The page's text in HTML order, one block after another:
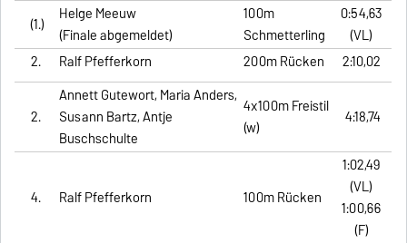
(1.)
Helge Meeuw
(Finale abgemeldet)
100m
Schmetterling
0:54,63
(VL)
2.
Ralf Pfefferkorn 200m Rücken 2:10,02
2.
Annett Gutewort, Maria Anders,
Susann Bartz, Antje
Buschschulte
4x100m Freistil
(w)
4:18,74
4. Ralf Pfefferkorn 100m Rücken
1:02,49
(VL)
1:00,66
(F)